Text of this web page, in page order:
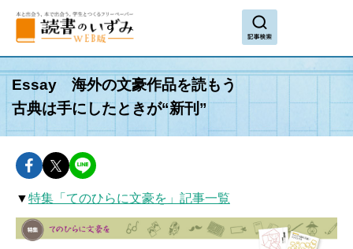
search
Essay 海外の文豪作品を読もう
古典は手にしたときが“新刊”
facebookでshareできます
twitterでshareできます
▼特集「てのひらに文豪を」記事一覧